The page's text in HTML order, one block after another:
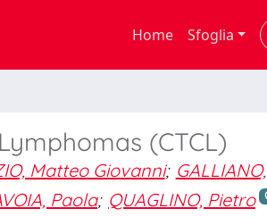
Home Sfoglia
(CTCL)
Matteo Giovanni; GALLIANO,
Paola; QUAGLINO, Pietro